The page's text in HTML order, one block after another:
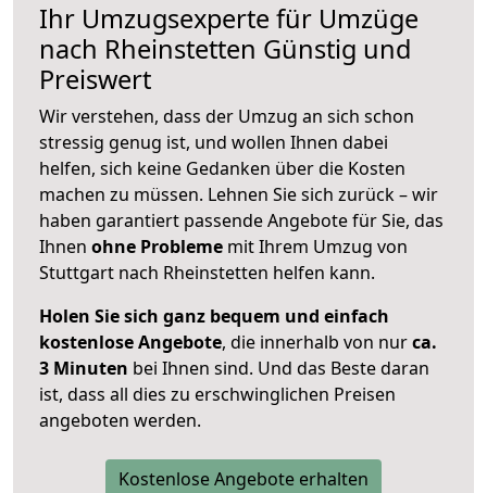
Ihr Umzugsexperte für Umzüge
nach Rheinstetten Günstig und
Preiswert
Wir verstehen, dass der Umzug an sich schon
stressig genug ist, und wollen Ihnen dabei
helfen, sich keine Gedanken über die Kosten
machen zu müssen. Lehnen Sie sich zurück – wir
haben garantiert passende Angebote für Sie, das
Ihnen ohne Probleme mit Ihrem Umzug von
Stuttgart nach Rheinstetten helfen kann.
Holen Sie sich ganz bequem und einfach
kostenlose Angebote, die innerhalb von nurca.
3 Minuten bei Ihnen sind. Und das Beste daran
ist, dass all dies zu erschwinglichen Preisen
angeboten werden.
Kostenlose Angebote erhalten